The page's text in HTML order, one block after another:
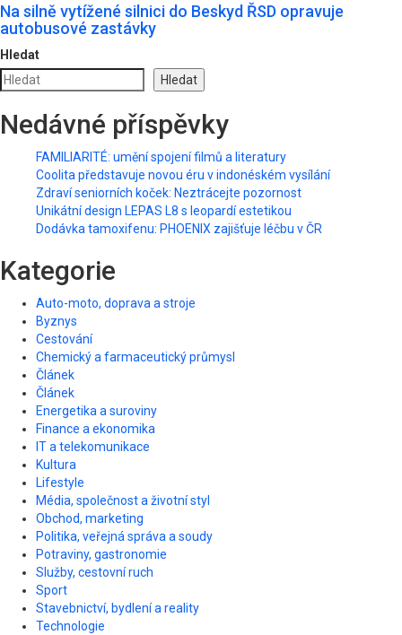
Na silně vytížené silnici do Beskyd ŘSD opravuje
autobusové zastávky
Hledat
Hledat
Nedávné příspěvky
FAMILIARITÉ: umění spojení filmů a literatury
Coolita představuje novou éru v indonéském vysílání
Zdraví seniorních koček: Neztrácejte pozornost
Unikátní design LEPAS L8 s leopardí estetikou
Dodávka tamoxifenu: PHOENIX zajišťuje léčbu v ČR
Kategorie
Auto-moto, doprava a stroje
Byznys
Cestování
Chemický a farmaceutický průmysl
Článek
Článek
Energetika a suroviny
Finance a ekonomika
IT a telekomunikace
Kultura
Lifestyle
Média, společnost a životní styl
Obchod, marketing
Politika, veřejná správa a soudy
Potraviny, gastronomie
Služby, cestovní ruch
Sport
Stavebnictví, bydlení a reality
Technologie